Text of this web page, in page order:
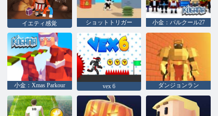
イエティ感覚 ショットトリガー 小金：パルクール27
小金：Xmas Parkour vex 6 ダンジョンラン